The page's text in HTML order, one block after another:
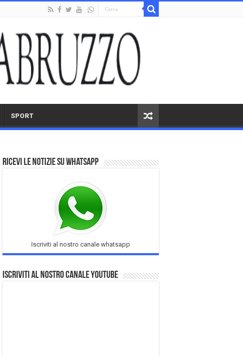
SPORT
Ricevi le notizie su Whatsapp
Iscriviti al nostro canale whatsapp
Iscriviti al nostro Canale Youtube